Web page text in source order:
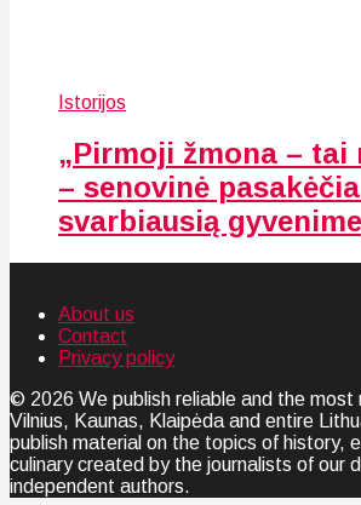
Istorijos
„Pirmoji žmona – tai
– senovinė
svarbiausią gyvenime
About us
Contact
Privacy policy
© 2026 We publish reliable and the most
Vilnius, Kaunas, Klaipėda and entire
publish material on the topics of history,
culinary created by the journalists of our
independent authors.